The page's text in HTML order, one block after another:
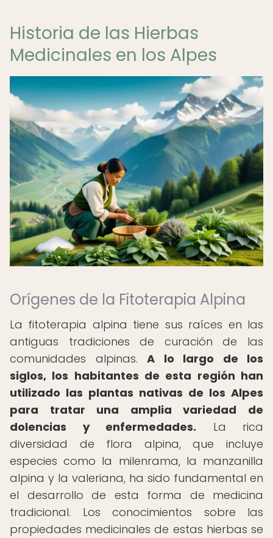
Historia de las Hierbas
Medicinales en los Alpes
Orígenes de la Fitoterapia Alpina
La fitoterapia alpina tiene sus raíces en las
antiguas tradiciones de curación de las
comunidades alpinas. A lo largo de los
siglos, los habitantes de esta región han
utilizado las plantas nativas de los Alpes
para tratar una amplia variedad de
dolencias y enfermedades. La rica
diversidad de flora alpina, que incluye
especies como la milenrama, la manzanilla
alpina y la valeriana, ha sido fundamental en
el desarrollo de esta forma de medicina
tradicional. Los conocimientos sobre las
propiedades medicinales de estas hierbas se